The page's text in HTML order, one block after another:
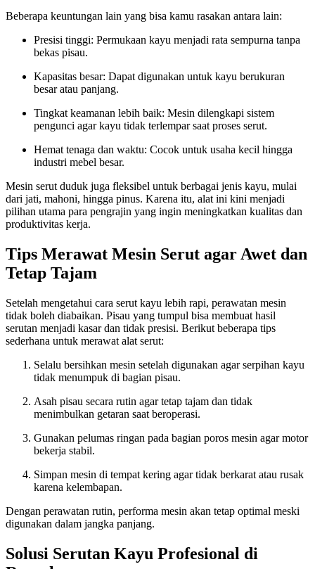
Beberapa keuntungan lain yang bisa kamu rasakan antara lain:
Presisi tinggi: Permukaan kayu menjadi rata sempurna tanpa
bekas pisau.
Kapasitas besar: Dapat digunakan untuk kayu berukuran
besar atau panjang.
Tingkat keamanan lebih baik: Mesin dilengkapi sistem
pengunci agar kayu tidak terlempar saat proses serut.
Hemat tenaga dan waktu: Cocok untuk usaha kecil hingga
industri mebel besar.
Mesin serut duduk juga fleksibel untuk berbagai jenis kayu, mulai
dari jati, mahoni, hingga pinus. Karena itu, alat ini kini menjadi
pilihan utama para pengrajin yang ingin meningkatkan kualitas dan
produktivitas kerja.
Tips Merawat Mesin Serut agar Awet dan
Tetap Tajam
Setelah mengetahui cara serut kayu lebih rapi, perawatan mesin
tidak boleh diabaikan. Pisau yang tumpul bisa membuat hasil
serutan menjadi kasar dan tidak presisi. Berikut beberapa tips
sederhana untuk merawat alat serut:
Selalu bersihkan mesin setelah digunakan agar serpihan kayu
tidak menumpuk di bagian pisau.
Asah pisau secara rutin agar tetap tajam dan tidak
menimbulkan getaran saat beroperasi.
Gunakan pelumas ringan pada bagian poros mesin agar motor
bekerja stabil.
Simpan mesin di tempat kering agar tidak berkarat atau rusak
karena kelembapan.
Dengan perawatan rutin, performa mesin akan tetap optimal meski
digunakan dalam jangka panjang.
Solusi Serutan Kayu Profesional di